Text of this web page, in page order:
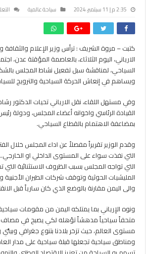
2:35 م | 11 سبتمبر، 2024 سياحة عالمية
كتبت – مروة الشريف : ترأس وزير الإعلام
الارياني، اليوم الثلاثاء، بالعاصمة المؤقتة عدن،
السياحي، لمناقشة سبل تفعيل نشاط المجلس
ويساهم في إنعاش الحركة السياحية والترويج
وفي مستهل اللقاء، نقل الارياني تحيات الدكتور
القيادة الرئاسي واخوانه أعضاء المجلس، ودولة
بمضاعفة الاهتمام بالقطاع السياحي.
وقدم الوزير تقريراً مفصلاً عن اداء المجلس خلال
التي نفذت سواء على المستوى الداخلي او
التي تواجه المجلس بسبب الظروف الاستثنائية التي
المليشيات الحوثية وتوقف شركات الطيران الأجنبية
والى اليمن مقارنة بالوضع الذي كان سارياً قبل
ونوه الإرياني بما يمتلكه اليمن من مقومات
متحفاً سياحياً مدهشاً تؤهله لكي يصبح في مصاف
مستوى العالم، حيث تزخر بلادنا بتنوع جغرافي
ومناطق سياحية تجعلها قبلة سياحية على مدار